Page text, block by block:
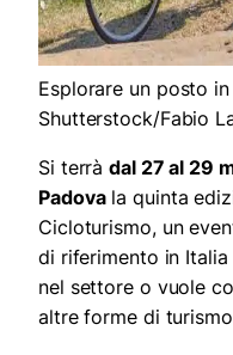
Esplorare un posto
Shutterstock/Fabio
Si terràdal 27 al 29
Padovala quinta
Cicloturismo, un
di riferimento in
nel settore o vuole
altre forme di